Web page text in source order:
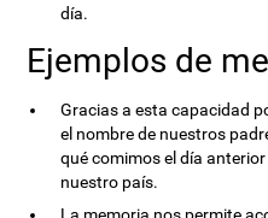
día.
Ejemplos de
Gracias a esta capacidad
el nombre de nuestros
qué comimos el día
nuestro país.